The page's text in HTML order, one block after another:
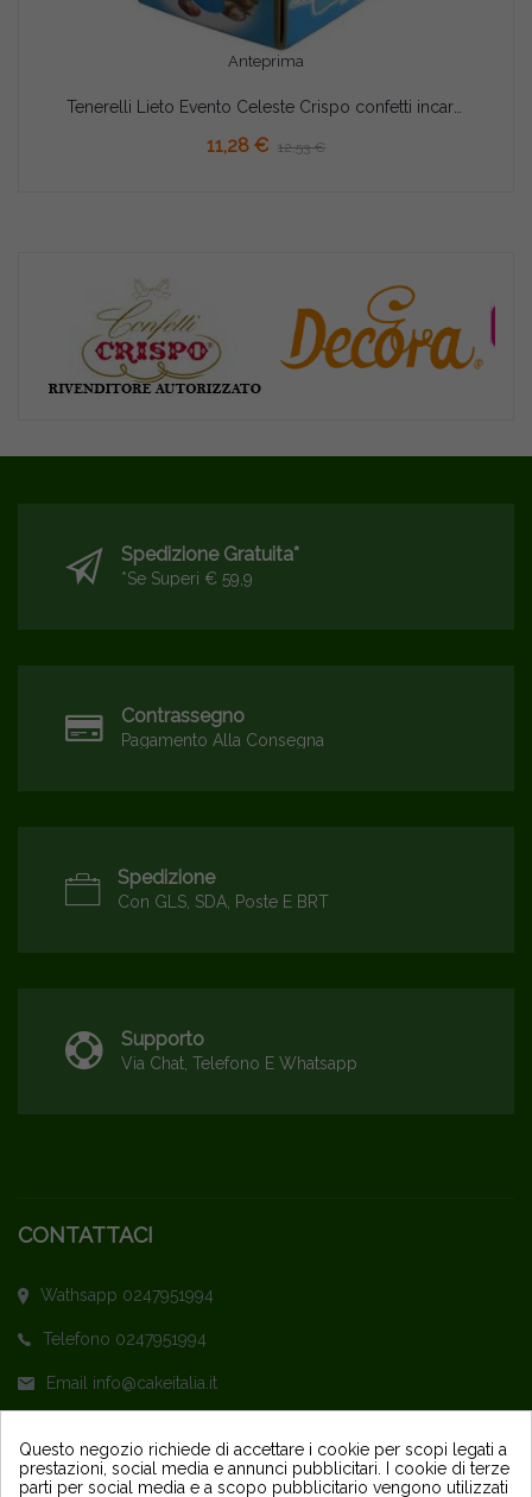
Anteprima
11,28 € 12,53 €
Spedizione Gratuita*
*se Superi € 59,9
Contrassegno
Pagamento Alla Consegna
Spedizione
Con GLS, SDA, Poste E BRT
Supporto
Via Chat, Telefono E Whatsapp
CONTATTACI
Wathsapp 0247951994
Telefono 0247951994
Email info@cakeitalia.it
dalle ore 9,30 alle 14 e dalle 15 alle 18
Questo negozio richiede di accettare i cookie per scopi legati a
prestazioni, social media e annunci pubblicitari. I cookie di terze
parti per social media e a scopo pubblicitario vengono utilizzati